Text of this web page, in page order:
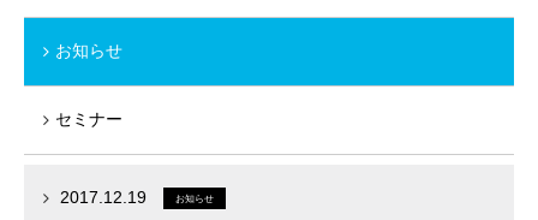
お知らせ
セミナー
2017.12.19 お知らせ